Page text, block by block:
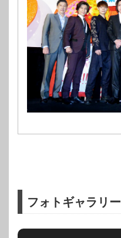
フォトギャラリー